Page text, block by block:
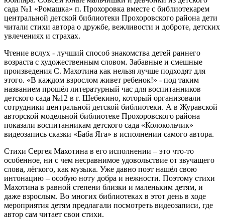
сада №1 «Ромашка» п. Прохоровка вместе с библиотекарем
центральной детской библиотеки Прохоровского района дети
читали стихи автора о дружбе, вежливости и доброте, детских
увлечениях и страхах.
Чтение вслух - лучший способ знакомства детей раннего
возраста с художественным словом. Забавные и смешные
произведения С. Махотина как нельзя лучше подходят для
этого. «В каждом взрослом живет ребенок!» - под таким
названием прошёл литературный час для воспитанников
детского сада №12 в г. Шебекино, который организовали
сотрудники центральной детской библиотеки. А в Журавской
авторской модельной библиотеке Прохоровского района
показали воспитанникам детского сада «Колокольчик»
видеозапись сказки «Баба Яга» в исполнении самого автора.
Стихи Сергея Махотина в его исполнении – это что-то
особенное, ни с чем несравнимое удовольствие от звучащего
слова, лёгкого, как музыка. Уже давно поэт нашёл свою
интонацию – особую ноту добра и нежности. Поэтому стихи
Махотина в равной степени близки и маленьким детям, и
даже взрослым. Во многих библиотеках в этот день в ходе
мероприятия детям предлагали посмотреть видеозаписи, где
автор сам читает свои стихи.